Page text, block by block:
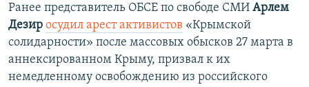
Ранее представитель ОБСЕ по свободе СМИ Арлем
Дезир осудил арест активистов «Крымской
солидарности» после массовых обысков 27 марта в
аннексированном Крыму, призвал к их
немедленному освобождению из российского